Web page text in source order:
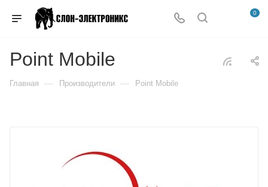
0
Point Mobile
Главная — Производители — Point Mobile